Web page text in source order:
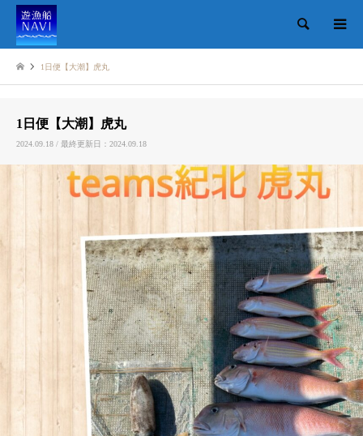
検索
1日便【大潮】虎丸
1日便【大潮】虎丸
2024.09.18 / 最終更新日：2024.09.18